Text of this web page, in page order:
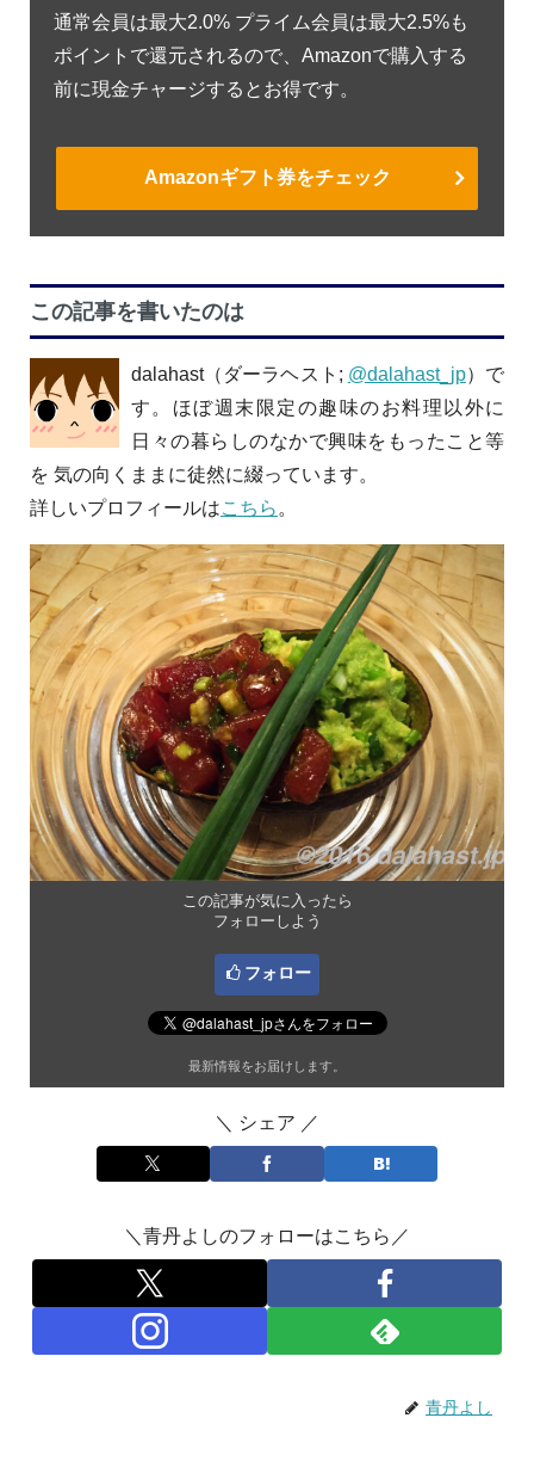
通常会員は最大2.0% プライム会員は最大2.5%も
ポイントで還元されるので、Amazonで購入する
前に現金チャージするとお得です。
Amazonギフト券をチェック
この記事を書いたのは
dalahast（ダーラヘスト; @dalahast_jp）で
す。ほぼ週末限定の趣味のお料理以外に
日々の暮らしのなかで興味をもったこと等
を 気の向くままに徒然に綴っています。
詳しいプロフィールはこちら 。
この記事が気に入ったら
フォローしよう
フォロー
最新情報をお届けします。
＼ シェア ／
＼青丹よしのフォローはこちら／
青丹よし